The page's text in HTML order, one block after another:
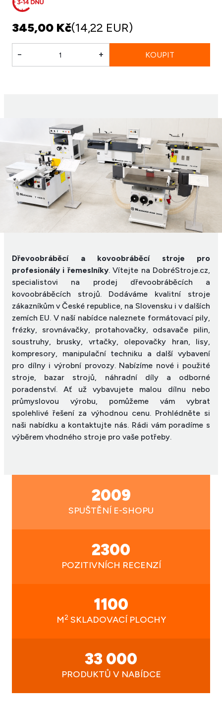
345,00 Kč(14,22 EUR)
- +
Dřevoobráběcí a kovoobráběcí stroje pro
profesionály i řemeslníky. Vítejte na DobréStroje.cz,
specialistovi na prodej dřevoobráběcích a
kovoobráběcích strojů. Dodáváme kvalitní stroje
zákazníkům v České republice, na Slovensku i v dalších
zemích EU. V naší nabídce naleznete formátovací pily,
frézky, srovnávačky, protahovačky, odsavače pilin,
soustruhy, brusky, vrtačky, olepovačky hran, lisy,
kompresory, manipulační techniku a další vybavení
pro dílny i výrobní provozy. Nabízíme nové i použité
stroje, bazar strojů, náhradní díly a odborné
poradenství. Ať už vybavujete malou dílnu nebo
průmyslovou výrobu, pomůžeme vám vybrat
spolehlivé řešení za výhodnou cenu. Prohlédněte si
naši nabídku a kontaktujte nás. Rádi vám poradíme s
výběrem vhodného stroje pro vaše potřeby.
2009
SPUŠTĚNÍ E-SHOPU
2300
POZITIVNÍCH RECENZÍ
1100
M2 SKLADOVACÍ PLOCHY
33 000
PRODUKTŮ V NABÍDCE